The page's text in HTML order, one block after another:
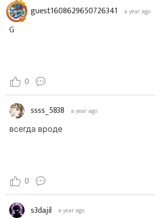
guest1608629650726341 a year ago
G
0
ssss_5838 a year ago
всегда вроде
0
s3dajil a year ago